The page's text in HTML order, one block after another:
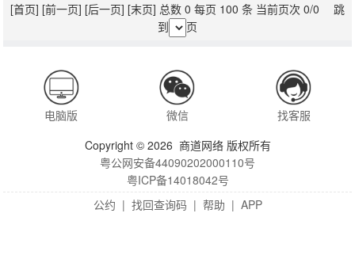
[首页] [前一页] [后一页] [末页] 总数 0 每页 100 条 当前页次 0/0 跳
到
页
电脑版 微信
找客服
Copyright © 2026 商道网络 版权所有
粤公网安备44090202000110号
粤ICP备14018042号
公约 | 找回查询码 | 帮助 | APP